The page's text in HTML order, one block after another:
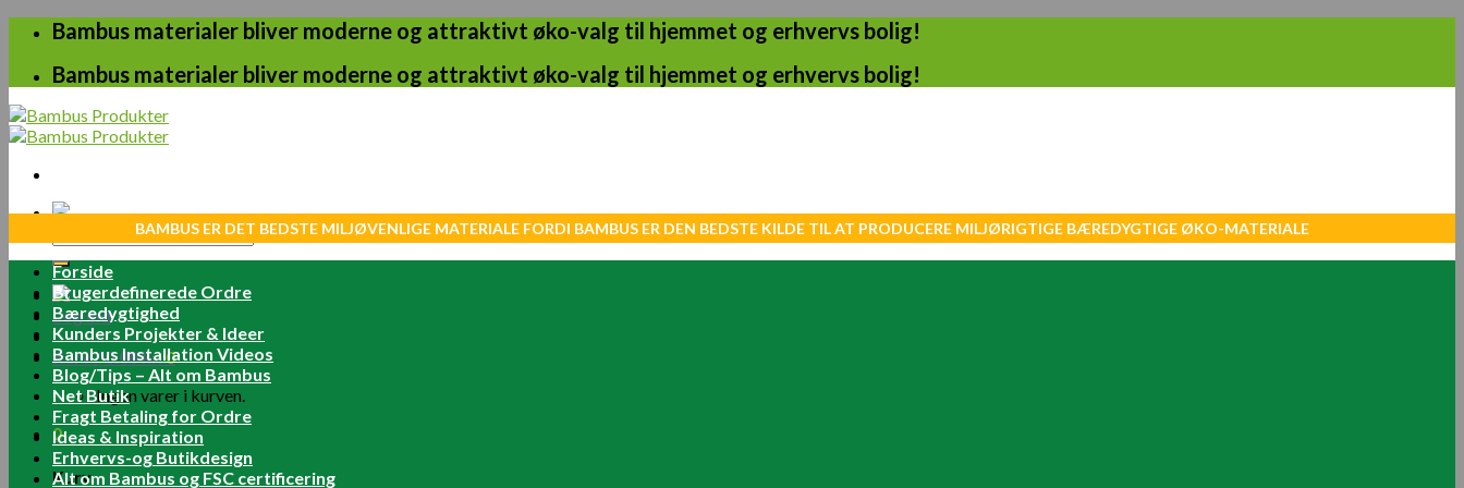
Skip
content
Bambus materialer bliver moderne og attraktivt øko-valg til hjemmet og erhvervs bolig!
Bambus materialer bliver moderne og attraktivt øko-valg til hjemmet og erhvervs bolig!
efter:
Log ind
Kurv /0.00kr.0
Ingen varer i kurven.
0
Kurv
BAMBUS ER DET BEDSTE MILJØVENLIGE MATERIALE FORDI BAMBUS ER DEN BEDSTE KILDE TIL AT PRODUCERE MILJØRIGTIGE BÆREDYGTIGE ØKO-MATERIALE
Forside
Brugerdefinerede Ordre
Bæredygtighed
Kunders Projekter & Ideer
Bambus Installation Videos
Blog/Tips – Alt om Bambus
Net Butik
Fragt Betaling for Ordre
Ideas & Inspiration
Erhvervs-og Butikdesign
Alt om Bambus og FSC certificering